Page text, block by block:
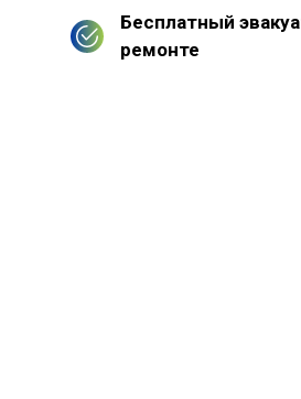
Бесплатный
ремонте